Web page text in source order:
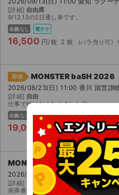
[詳細] 自由席
9/12,13の2日通し券です。
名義なし 電チケ
16,500 円/枚 2 枚
即決 MONSTER baSH 2026
2026/08/23(日) 11:00 香川 国営讃
[詳細] 自由
仕事で行けなくなりました泣
名義なし 主催者 紙チケ 郵送
19,000 円/枚 1 枚 4 件
MONSTER baSH 2026【1日券
2026/08/23(日) 11:00 香川 国営讃
[詳細] 1日券 入場整理番号未定
発券番号をお伝えしますので各コンビニにて紙チケットを発券してください。お座席は紙チケットを発券して